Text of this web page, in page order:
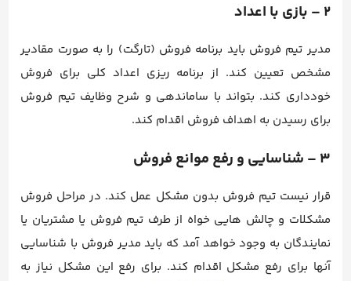
2 – بازی با اعداد
مدیر تیم فروش باید برنامه فروش (تارگت) را به صورت مقادیر
مشخص تعیین کند. از برنامه ریزی اعداد کلی برای فروش
خودداری کند. بتواند با ساماندهی و شرح وظایف تیم فروش
برای رسیدن به اهداف فروش اقدام کند.
3 – شناسایی و رفع موانع فروش
قرار نیست تیم فروش بدون مشکل عمل کند. در مراحل فروش
مشکلات و چالش هایی خواه از طرف تیم فروش یا مشتریان یا
نمایندگان به وجود خواهد آمد که باید مدیر فروش با شناسایی
آنها برای رفع مشکل اقدام کند. برای رفع این مشکل نیاز به